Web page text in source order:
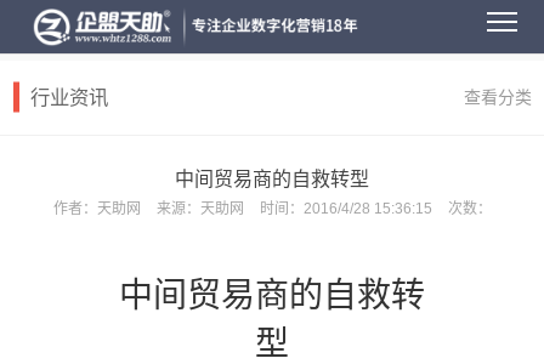
行业资讯 查看分类
中间贸易商的自救转型
作者： 天助网 来源： 天助网 时间： 2016/4/28 15:36:15 次数：
中间贸易商的自救转
型